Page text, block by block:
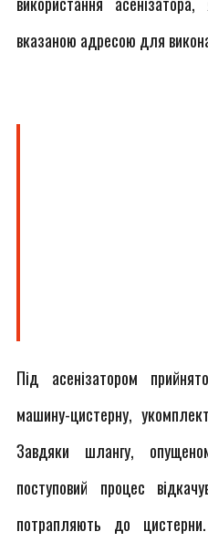
вказаною адресою для
Під асенізатором
машину-цистерну,
Завдяки шлангу,
поступовий процес
потрапляють до